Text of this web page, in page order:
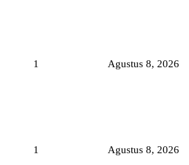
1 Agustus 8, 2026
1 Agustus 8, 2026